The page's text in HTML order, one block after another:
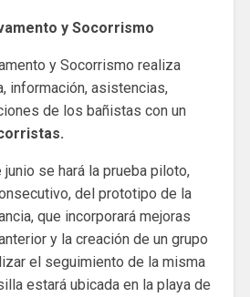
y Socorrismo
y Socorrismo realiza
información, asistencias,
de los bañistas con un
se hará la prueba piloto,
del prototipo de la
que incorporará mejoras
y la creación de un grupo
el seguimiento de la misma
estará ubicada en la playa de